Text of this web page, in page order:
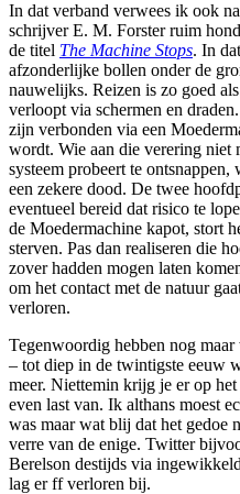
In dat verband verwees ik ook
schrijver E. M. Forster ruim
de titel The Machine Stops. In
afzonderlijke bollen onder de
nauwelijks. Reizen is zo goed
verloopt via schermen en
zijn verbonden via een
wordt. Wie aan die verering niet
systeem probeert te ontsnappen,
een zekere dood. De twee
eventueel bereid dat risico te
de Moedermachine kapot, stort
sterven. Pas dan realiseren die
zover hadden mogen laten
om het contact met de natuur
verloren.
Tegenwoordig hebben nog
– tot diep in de twintigste eeuw
meer. Niettemin krijg je er op
even last van. Ik althans moest
was maar wat blij dat het gedoe
verre van de enige. Twitter
Berelson destijds via
lag er ff verloren bij.